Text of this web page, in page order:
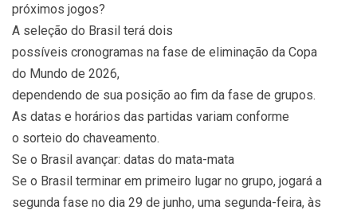
próximos jogos?
A seleção do Brasil terá dois
possíveis cronogramas na fase de eliminação da Copa
do Mundo de 2026,
dependendo de sua posição ao fim da fase de grupos.
As datas e horários das partidas variam conforme
o sorteio do chaveamento.
Se o Brasil avançar: datas do mata-mata
Se o Brasil terminar em primeiro lugar no grupo, jogará a
segunda fase no dia 29 de junho, uma segunda-feira, às